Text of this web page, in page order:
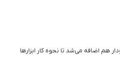
اضافه می‌شد تا نحوه کار ابزارها